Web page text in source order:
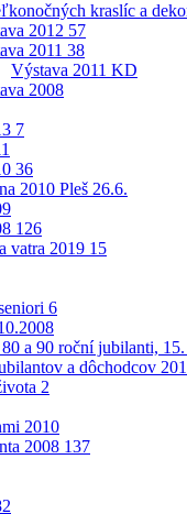
kraslíc a
2012 57
2011 38
Výstava 2011 KD
2008
7
36
2010 Pleš 26.6.
126
vatra 2019 15
6
a 90 roční jubilanti,
a dôchodcov
2
2010
2008 137